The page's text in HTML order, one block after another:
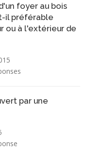
foyer au bois
il préférable
ou à l'extérieur de
par une